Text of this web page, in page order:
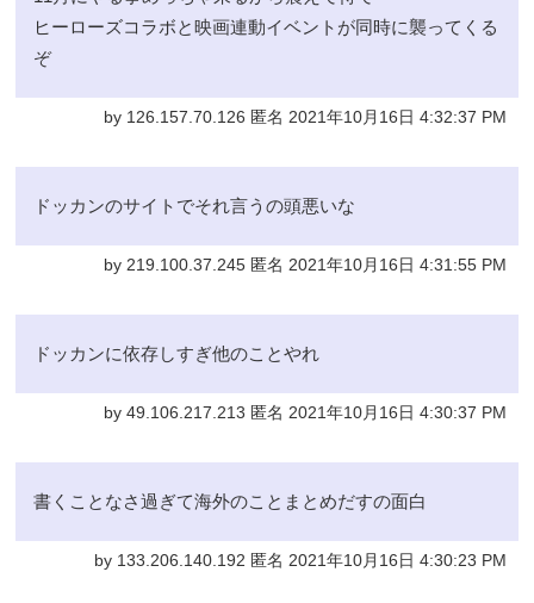
ヒーローズコラボと映画連動イベントが同時に襲ってくる
ぞ
by 126.157.70.126 匿名 2021年10月16日 4:32:37 PM
ドッカンのサイトでそれ言うの頭悪いな
by 219.100.37.245 匿名 2021年10月16日 4:31:55 PM
ドッカンに依存しすぎ他のことやれ
by 49.106.217.213 匿名 2021年10月16日 4:30:37 PM
書くことなさ過ぎて海外のことまとめだすの面白
by 133.206.140.192 匿名 2021年10月16日 4:30:23 PM